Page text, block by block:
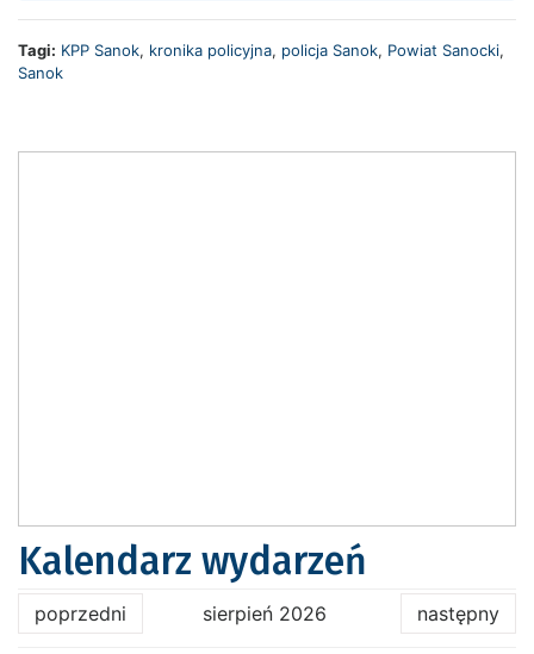
Tagi: KPP Sanok, kronika policyjna, policja Sanok, Powiat Sanocki,
Sanok
Kalendarz wydarzeń
poprzedni sierpień 2026 następny